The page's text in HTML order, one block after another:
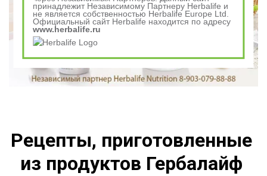
Рецепты, приготовленные
из продуктов Гербалайф
принадлежит Независимому Партнеру Herbalife и
не является собственностью Herbalife Europe Ltd.
Официальный сайт Herbalife находится по адресу
www.herbalife.ru